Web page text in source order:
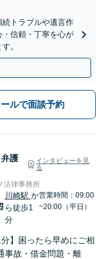
続トラブルや遺言作
信頼・丁寧を心が
。
ールで面談予約
弁護
インタビューを見
る
法律事務所
川崎駅 か
ら徒歩1
分
営業時間：09:00
~20:00（平日）
分】困ったら早めにご相
事故・借金問題・離